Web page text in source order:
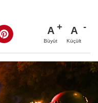
A
Büyüt
A
Küçült